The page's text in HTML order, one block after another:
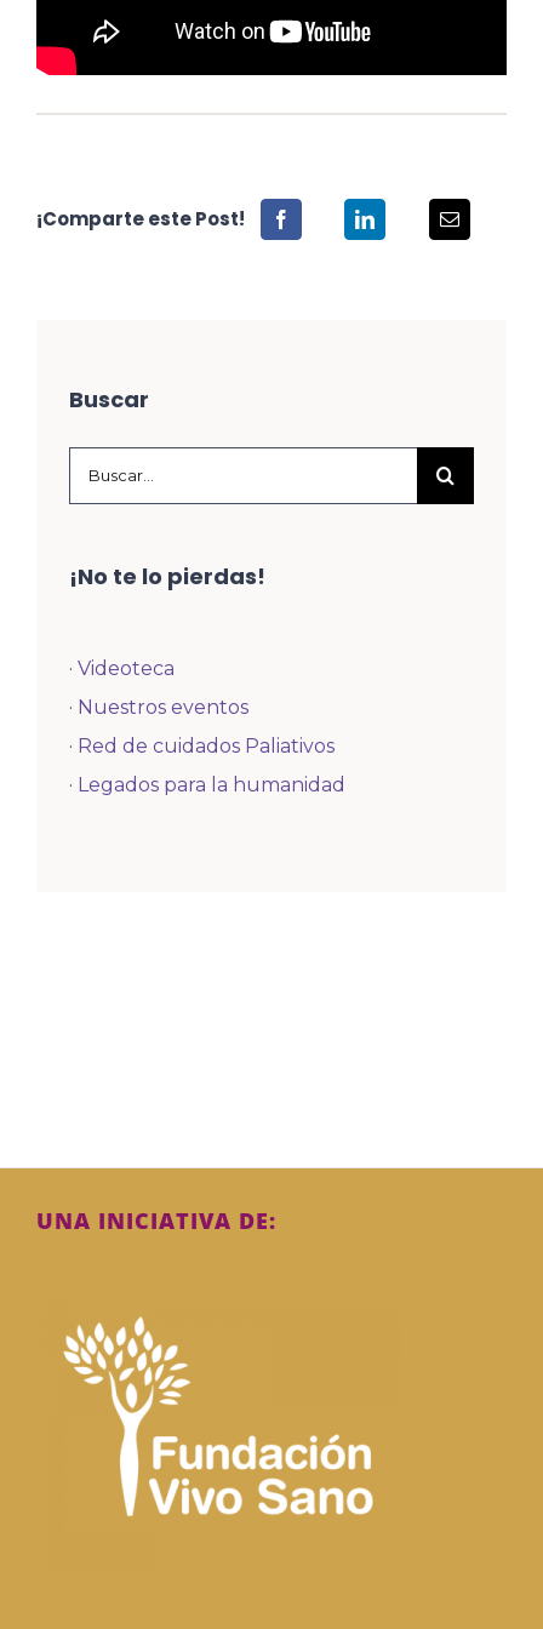
¡Comparte este Post!
Buscar
¡No te lo pierdas!
·Videoteca
· Nuestros eventos
· Red de cuidados Paliativos
· Legados para la humanidad
UNA INICIATIVA DE: